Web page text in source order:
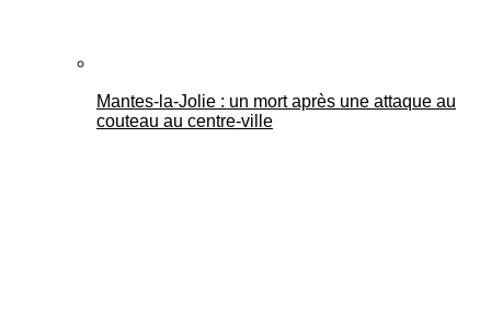
Mantes-la-Jolie : un mort après une attaque au
couteau au centre-ville